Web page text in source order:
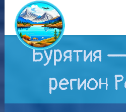
Бурятия
регион